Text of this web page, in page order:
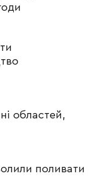
областей,
поливати